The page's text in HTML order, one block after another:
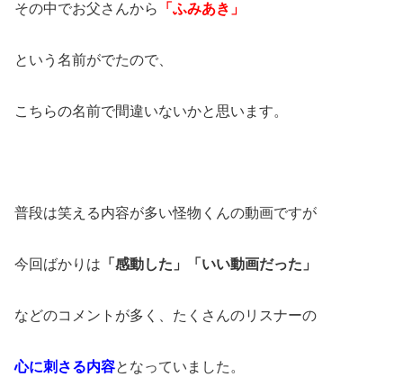
その中でお父さんから 「ふみあき」
という名前がでたので、
こちらの名前で間違いないかと思います。
普段は笑える内容が多い怪物くんの動画ですが
今回ばかりは 「感動した」「いい動画だった」
などのコメントが多く、たくさんのリスナーの
心に刺さる内容となっていました。